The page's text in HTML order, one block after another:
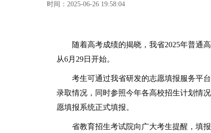
时间：2025-06-26 19:58:04
随着高考成绩的揭晓，我省2025年普通高
从6月29日开始。
考生可通过我省研发的志愿填报服务平台
录取情况，同时参照今年各高校招生计划情
愿填报系统正式填报。
省教育招生考试院向广大考生提醒，填报